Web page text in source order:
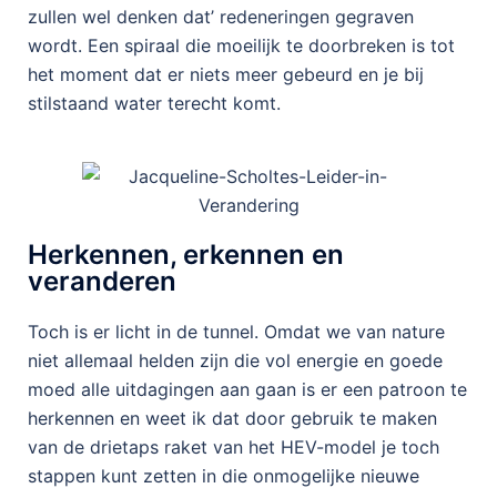
zullen wel denken dat’ redeneringen gegraven
wordt. Een spiraal die moeilijk te doorbreken is tot
het moment dat er niets meer gebeurd en je bij
stilstaand water terecht komt.
Herkennen, erkennen en
veranderen
Toch is er licht in de tunnel. Omdat we van nature
niet allemaal helden zijn die vol energie en goede
moed alle uitdagingen aan gaan is er een patroon te
herkennen en weet ik dat door gebruik te maken
van de drietaps raket van het HEV-model je toch
stappen kunt zetten in die onmogelijke nieuwe